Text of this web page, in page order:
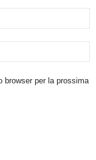
browser per la prossima